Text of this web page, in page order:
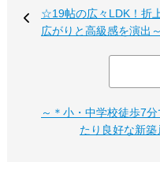
☆19帖の広々LDK！折
広がりと高級感を演出
～＊小・中学校徒歩7
たり良好な新